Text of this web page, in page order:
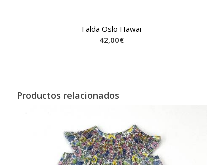
Falda Oslo Hawai
42,00€
Productos relacionados